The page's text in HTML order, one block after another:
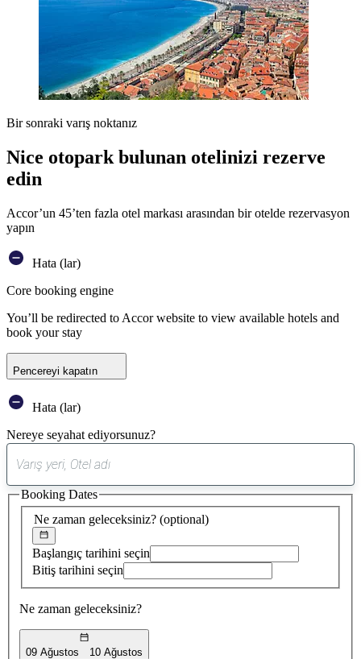
Bir sonraki varış noktanız
Nice otopark bulunan otelinizi rezerve
edin
Accor’un 45’ten fazla otel markası arasından bir otelde rezervasyon
yapın
Hata (lar)
Core booking engine
You’ll be redirected to Accor website to view available hotels and
book your stay
Pencereyi kapatın
Hata (lar)
Nereye seyahat ediyorsunuz?
öneri
bulundu
Ne zaman geleceksiniz? (optional)
Başlangıç tarihini seçin
Bitiş tarihini seçin
Ne zaman geleceksiniz?
09 Ağustos 10 Ağustos
Booking Dates